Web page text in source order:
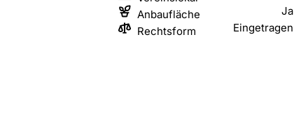
Anbaufläche
Ja
Rechtsform
Eingetragen